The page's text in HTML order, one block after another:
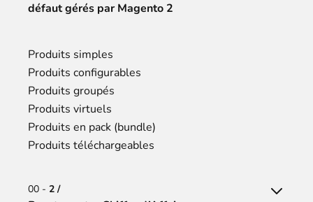
défaut gérés par Magento 2
Produits simples
Produits configurables
Produits groupés
Produits virtuels
Produits en pack (bundle)
Produits téléchargeables
00 - 2 /